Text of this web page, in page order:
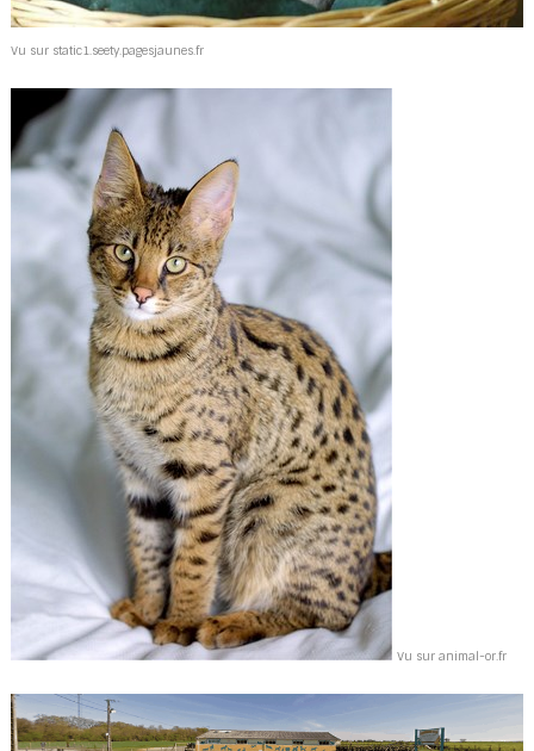
Vu sur static1.seety.pagesjaunes.fr
Vu sur animal-or.fr